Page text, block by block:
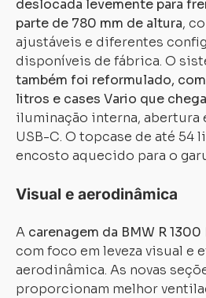
deslocada levemente para
parte de 780 mm de altura,
ajustáveis e diferentes
disponíveis de fábrica. O
também foi reformulado,
litros e cases Vario que
iluminação interna, abertura
USB-C. O topcase de até 54
encosto aquecido para o
Visual e aerodinâmica
A carenagem da BMW R
com foco em leveza visual e
aerodinâmica. As novas
proporcionam melhor